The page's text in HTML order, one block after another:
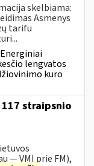
skelbiama:
Asmenys
tarifu
lengvatos
kuro
straipsnio
— VMI prie FM),